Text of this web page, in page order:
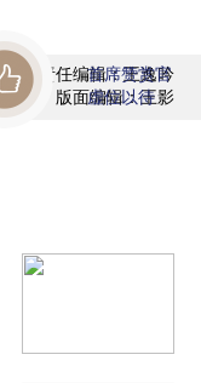
责任编辑：王逸吟
版面编辑：王影
首席赞赏官
虚位以待